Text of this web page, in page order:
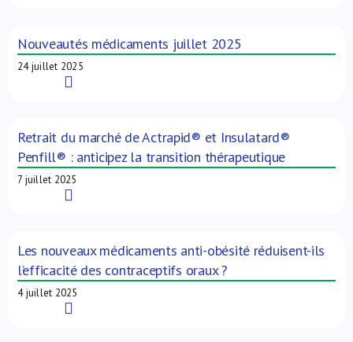
Nouveautés médicaments juillet 2025
24 juillet 2025
Retrait du marché de Actrapid® et Insulatard®
Penfill® : anticipez la transition thérapeutique
7 juillet 2025
Les nouveaux médicaments anti-obésité réduisent-ils
l’efficacité des contraceptifs oraux ?
4 juillet 2025